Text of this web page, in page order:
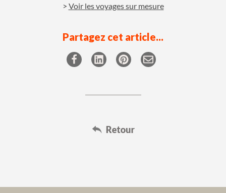
Voir les voyages sur mesure
Partagez cet article...